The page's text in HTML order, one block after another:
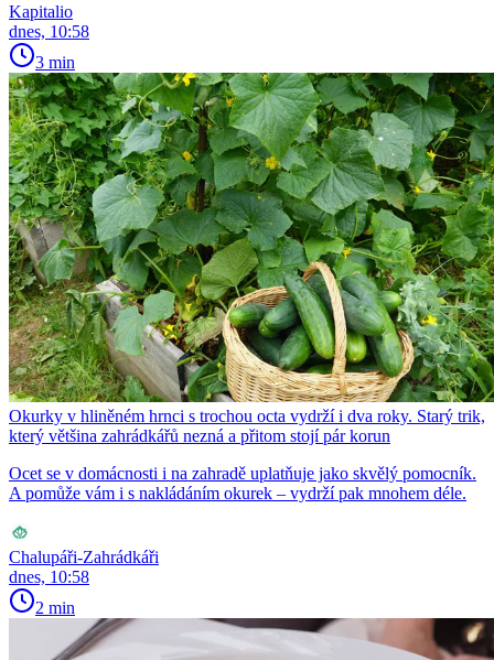
Kapitalio
dnes, 10:58
3 min
Okurky v hliněném hrnci s trochou octa vydrží i dva roky. Starý trik,
který většina zahrádkářů nezná a přitom stojí pár korun
Ocet se v domácnosti i na zahradě uplatňuje jako skvělý pomocník.
A pomůže vám i s nakládáním okurek – vydrží pak mnohem déle.
Chalupáři-Zahrádkáři
dnes, 10:58
2 min